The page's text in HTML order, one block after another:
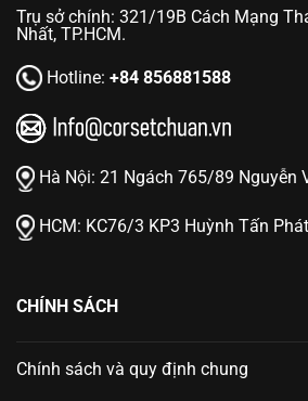
Trụ sở chính: 321/19B Cách Mạng
Nhất, TP.HCM.
Hotline: +84 856881588
Hà Nội: 21 Ngách 765/89 Nguyễn
HCM: KC76/3 KP3 Huỳnh Tấn
CHÍNH SÁCH
Chính sách và quy định chung